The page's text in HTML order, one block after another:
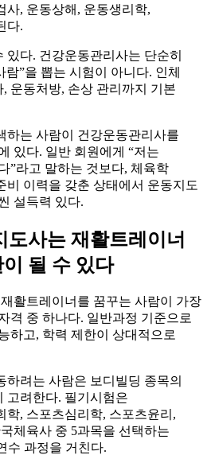
사, 운동상해, 운동생리학,
다.
있다. 건강운동관리사는 단순히
”을 뽑는 시험이 아니다. 인체
운동처방, 손상 관리까지 기본
하는 사람이 건강운동관리사를
있다. 일반 회원에게 “저는
”라고 말하는 것보다, 체육학
비 이력을 갖춘 상태에서 운동지도
설득력 있다.
도사는 재활트레이너
될 수 있다
활트레이너를 꿈꾸는 사람이 가장
격 중 하나다. 일반과정 기준으로
하고, 학력 제한이 상대적으로
하려는 사람은 보디빌딩 종목의
고려한다. 필기시험은
학, 스포츠심리학, 스포츠윤리,
체육사 중 5과목을 선택하는
수 과정을 거친다.